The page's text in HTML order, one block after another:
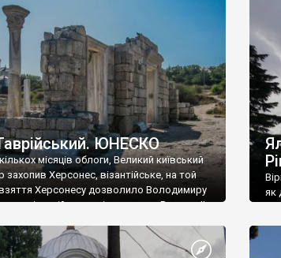
Раритети викрадені з фондів об’єкту
ЮНЕСКО «Херсонеса Таврійського».
«Золото Візантії», але експерти та
вважають це лише […]
ЮНЕСКО
місяців облоги, Великий київський
Херсонес, візантійське, на той
Херсонесу дозволило Володимиру
візантійському імператору Василю ІІ,
язичник, став Василем-
було Хрещення Русі. На честь
як